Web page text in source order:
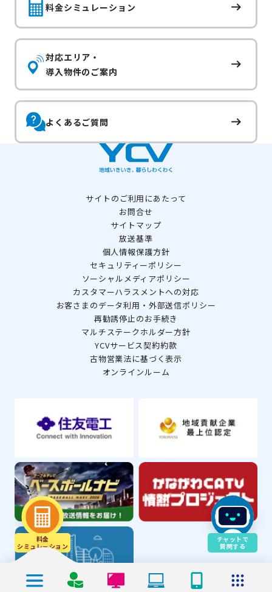
料金シミュレーション
対応エリア・
導入物件のご案内
よくあるご質問
料金
シミュレ－ション
サイトのご利用にあたって
お問合せ
サイトマップ
放送基準
個人情報保護方針
セキュリティーポリシー
ソーシャルメディアポリシー
カスタマーハラスメントへの対応
お客さまのデータ利用・外部送信ポリシー
再勧誘停止のお手続き
マルチステークホルダー方針
YCVサービス契約約款
古物営業法に基づく表示
オンラインルーム
チャットで
質問する